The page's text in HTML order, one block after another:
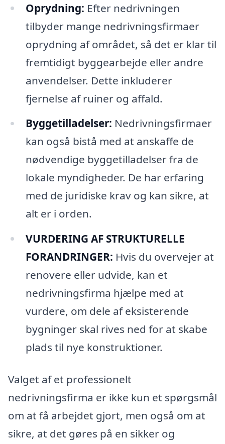
Oprydning: Efter nedrivningen
tilbyder mange nedrivningsfirmaer
oprydning af området, så det er klar til
fremtidigt byggearbejde eller andre
anvendelser. Dette inkluderer
fjernelse af ruiner og affald.
Byggetilladelser: Nedrivningsfirmaer
kan også bistå med at anskaffe de
nødvendige byggetilladelser fra de
lokale myndigheder. De har erfaring
med de juridiske krav og kan sikre, at
alt er i orden.
VURDERING AF STRUKTURELLE
FORANDRINGER: Hvis du overvejer at
renovere eller udvide, kan et
nedrivningsfirma hjælpe med at
vurdere, om dele af eksisterende
bygninger skal rives ned for at skabe
plads til nye konstruktioner.
Valget af et professionelt
nedrivningsfirma er ikke kun et spørgsmål
om at få arbejdet gjort, men også om at
sikre, at det gøres på en sikker og